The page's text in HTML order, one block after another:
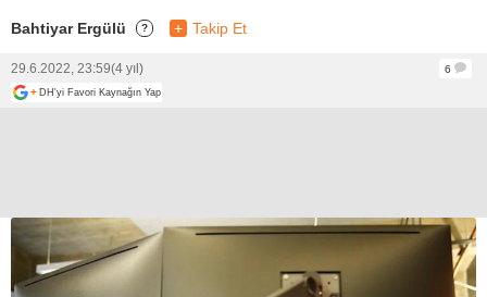
Bahtiyar Ergülü ? + Takip Et
29.6.2022, 23:59(4 yıl)
6
+ DH'yi Favori Kaynağın Yap